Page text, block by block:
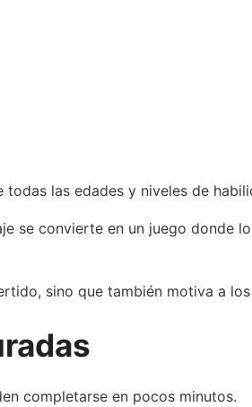
las edades y niveles de
se convierte en un juego donde
sino que también motiva a
completarse en pocos minutos.